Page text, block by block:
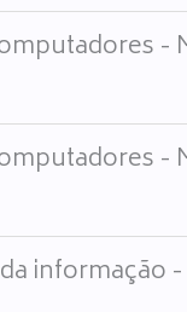
-
-
informação